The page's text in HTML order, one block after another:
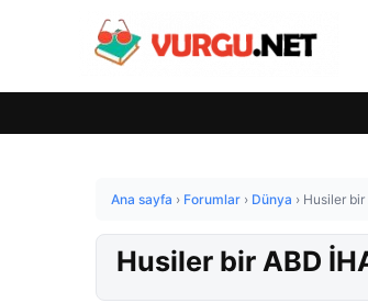
Ana sayfa › Forumlar › Dünya › Husiler bir
Husiler bir ABD